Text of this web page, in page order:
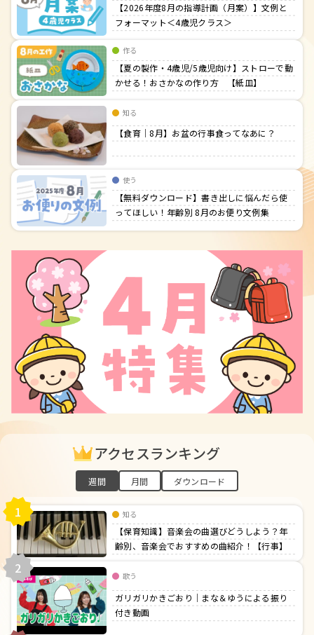
【2026年度8月の指導計画（月案）】文例と
フォーマット＜4歳児クラス＞
作る
【夏の製作・4歳児/5歳児向け】ストローで動
かせる！おさかなの作り方 【紙皿】
知る
【食育｜8月】お盆の行事食ってなあに？
使う
【無料ダウンロード】書き出しに悩んだら使
ってほしい！年齢別 8月のお便り文例集
アクセスランキング
週間 月間 ダウンロード
1 知る
【保育知識】音楽会の曲選びどうしよう？年
齢別、音楽会でおすすめの曲紹介！【行事】
2 歌う
ガリガリかきごおり｜まな＆ゆうによる振り
付き動画